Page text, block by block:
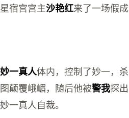
宿宫宫主沙艳红来了一场假成
妙一真人体内，控制了妙一，
颠覆峨嵋，随后他被警我探
一真人自裁。